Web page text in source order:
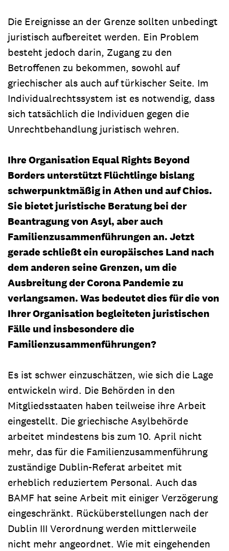
Die Ereignisse an der Grenze sollten unbedingt
juristisch aufbereitet werden. Ein Problem
besteht jedoch darin, Zugang zu den
Betroffenen zu bekommen, sowohl auf
griechischer als auch auf türkischer Seite. Im
Individualrechtssystem ist es notwendig, dass
sich tatsächlich die Individuen gegen die
Unrechtbehandlung juristisch wehren.
Ihre Organisation Equal Rights Beyond
Borders unterstützt Flüchtlinge bislang
schwerpunktmäßig in Athen und auf Chios.
Sie bietet juristische Beratung bei der
Beantragung von Asyl, aber auch
Familienzusammenführungen an. Jetzt
gerade schließt ein europäisches Land nach
dem anderen seine Grenzen, um die
Ausbreitung der Corona Pandemie zu
verlangsamen. Was bedeutet dies für die von
Ihrer Organisation begleiteten juristischen
Fälle und insbesondere die
Familienzusammenführungen?
Es ist schwer einzuschätzen, wie sich die Lage
entwickeln wird. Die Behörden in den
Mitgliedsstaaten haben teilweise ihre Arbeit
eingestellt. Die griechische Asylbehörde
arbeitet mindestens bis zum 10. April nicht
mehr, das für die Familienzusammenführung
zuständige Dublin-Referat arbeitet mit
erheblich reduziertem Personal. Auch das
BAMF hat seine Arbeit mit einiger Verzögerung
eingeschränkt. Rücküberstellungen nach der
Dublin III Verordnung werden mittlerweile
nicht mehr angeordnet. Wie mit eingehenden